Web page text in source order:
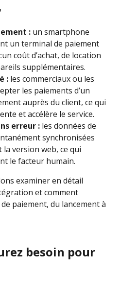
: un smartphone
un terminal de paiement
coût d’achat, de location
supplémentaires.
: les commerciaux ou les
les paiements d’un
auprès du client, ce qui
et accélère le service.
erreur : les données de
synchronisées
version web, ce qui
le facteur humain.
examiner en détail
et comment
paiement, du lancement à
besoin pour